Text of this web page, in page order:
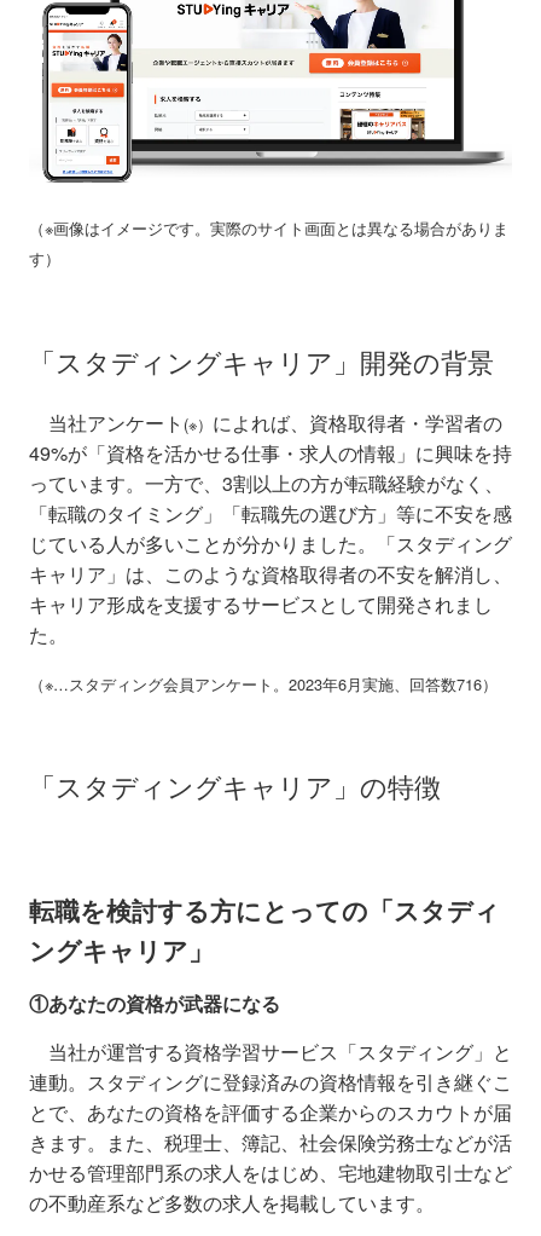
（※画像はイメージです。実際のサイト画面とは異なる場合がありま
す）
「スタディングキャリア」開発の背景
当社アンケート (※） によれば、資格取得者・学習者の
49%が「資格を活かせる仕事・求人の情報」に興味を持
っています。一方で、3割以上の方が転職経験がなく、
「転職のタイミング」「転職先の選び方」等に不安を感
じている人が多いことが分かりました。「スタディング
キャリア」は、このような資格取得者の不安を解消し、
キャリア形成を支援するサービスとして開発されまし
た。
（※…スタディング会員アンケート。2023年6月実施、回答数716）
「スタディングキャリア」の特徴
転職を検討する方にとっての「スタディ
ングキャリア」
①あなたの資格が武器になる
当社が運営する資格学習サービス「スタディング」と
連動。スタディングに登録済みの資格情報を引き継ぐこ
とで、あなたの資格を評価する企業からのスカウトが届
きます。また、税理士、簿記、社会保険労務士などが活
かせる管理部門系の求人をはじめ、宅地建物取引士など
の不動産系など多数の求人を掲載しています。